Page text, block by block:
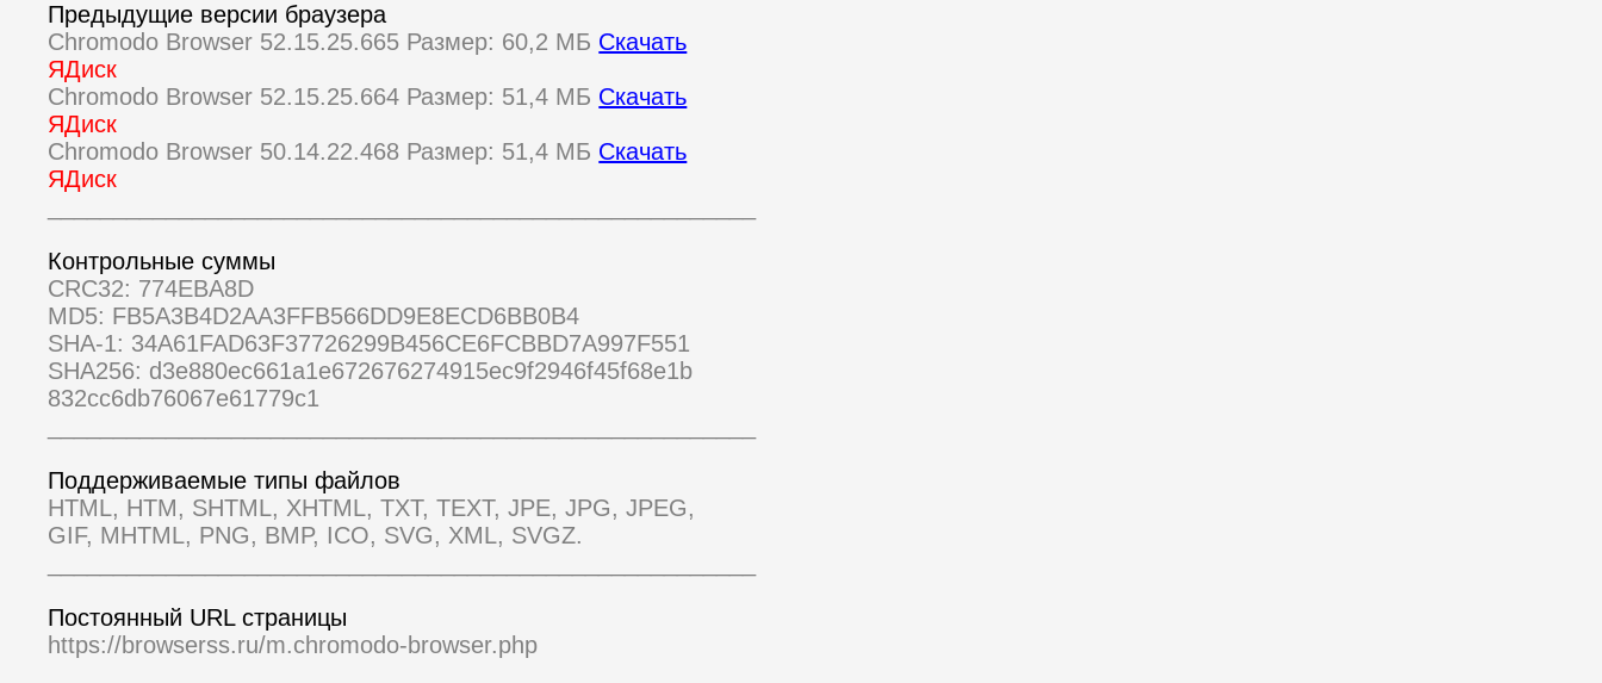
Предыдущие версии браузера
Chromodo Browser 52.15.25.665 Размер: 60,2 МБ Скачать
ЯДиск
Chromodo Browser 52.15.25.664 Размер: 51,4 МБ Скачать
ЯДиск
Chromodo Browser 50.14.22.468 Размер: 51,4 МБ Скачать
ЯДиск
Контрольные суммы
CRC32: 774EBA8D
MD5: FB5A3B4D2AA3FFB566DD9E8ECD6BB0B4
SHA-1: 34A61FAD63F37726299B456CE6FCBBD7A997F551
SHA256: d3e880ec661a1e672676274915ec9f2946f45f68e1b
832cc6db76067e61779c1
Поддерживаемые типы файлов
HTML, HTM, SHTML, XHTML, TXT, TEXT, JPE, JPG, JPEG,
GIF, MHTML, PNG, BMP, ICO, SVG, XML, SVGZ.
Постоянный URL страницы
https://browserss.ru/m.chromodo-browser.php